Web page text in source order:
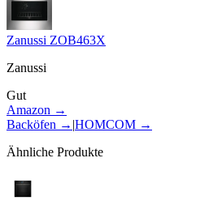
Zanussi ZOB463X
Zanussi
Gut
Amazon →
Backöfen → |HOMCOM →
Ähnliche Produkte